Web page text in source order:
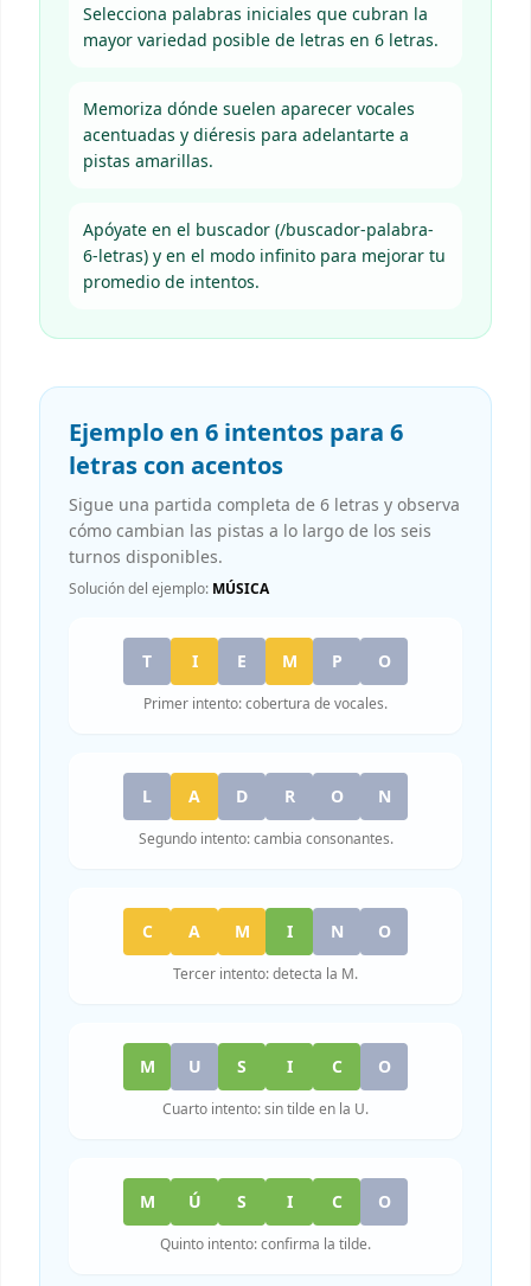
Selecciona palabras iniciales que cubran la
mayor variedad posible de letras en 6 letras.
Memoriza dónde suelen aparecer vocales
acentuadas y diéresis para adelantarte a
pistas amarillas.
Apóyate en el buscador (/buscador-palabra-
6-letras) y en el modo infinito para mejorar tu
promedio de intentos.
Ejemplo en 6 intentos para 6
letras con acentos
Sigue una partida completa de 6 letras y observa
cómo cambian las pistas a lo largo de los seis
turnos disponibles.
Solución del ejemplo: MÚSICA
T I E M P O
Primer intento: cobertura de vocales.
L A D R O N
Segundo intento: cambia consonantes.
C A M I N O
Tercer intento: detecta la M.
M U S I C O
Cuarto intento: sin tilde en la U.
M Ú S I C O
Quinto intento: confirma la tilde.